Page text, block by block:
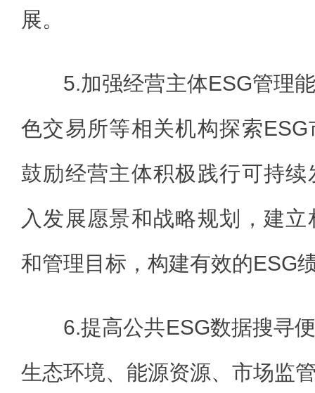
展。
5.加强经营主体ESG管理
色交易所等相关机构探索
鼓励经营主体积极践行可持
入发展愿景和战略规划，建
和管理目标，构建有效的ESG
6.提高公共ESG数据搜寻
生态环境、能源资源、市场监